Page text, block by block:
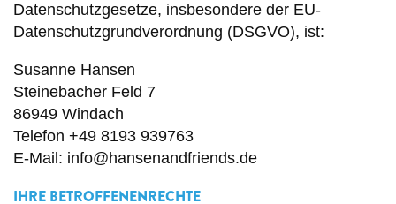
Datenschutzgesetze, insbesondere der EU-
Datenschutzgrundverordnung (DSGVO), ist:
Susanne Hansen
Steinebacher Feld 7
86949 Windach
Telefon +49 8193 939763
E-Mail: info@hansenandfriends.de
IHRE BETROFFENENRECHTE